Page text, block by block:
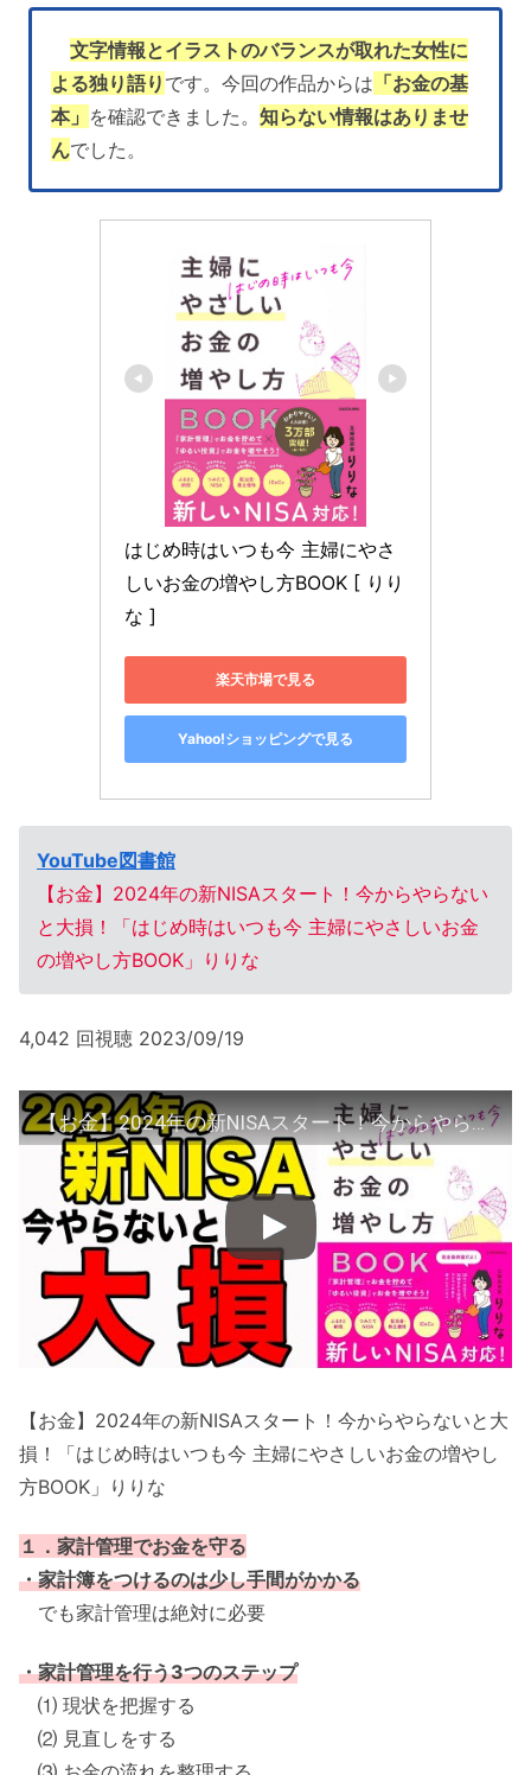
文字情報とイラストのバランスが取れた女性に
よる独り語り です。今回の作品からは 「お金の基
本」 を確認できました。知らない情報はありませ
んでした。
はじめ時はいつも今 主婦にやさ
しいお金の増やし方BOOK [ りり
な ]
楽天市場で見る
Yahoo!ショッピングで見る
YouTube図書館
【お金】2024年の新NISAスタート！今からやらない
と大損！「はじめ時はいつも今 主婦にやさしいお金
の増やし方BOOK」りりな
4,042 回視聴 2023/09/19
【お金】2024年の新NISAスタート！今からやらないと大損！「はじめ時はいつも今 主婦にやさしいお金の増やし方BOOK」りりな
【お金】2024年の新NISAスタート！今からやらないと大
損！「はじめ時はいつも今 主婦にやさしいお金の増やし
方BOOK」りりな
１．家計管理でお金を守る
・家計簿をつけるのは少し手間がかかる
でも家計管理は絶対に必要
・家計管理を行う3つのステップ
⑴ 現状を把握する
⑵ 見直しをする